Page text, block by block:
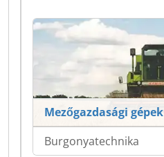
Mezőgazdasági gépek
Burgonyatechnika